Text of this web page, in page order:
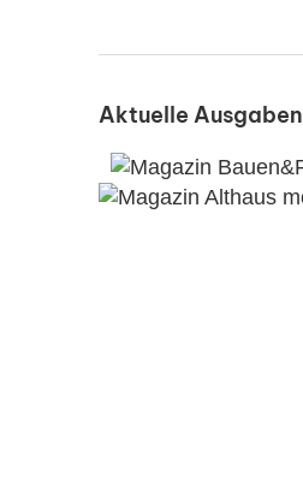
Aktuelle Ausgaben